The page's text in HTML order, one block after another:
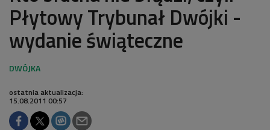
Płytowy Trybunał Dwójki -
wydanie świąteczne
ostatnia aktualizacja:
15.08.2011 00:57